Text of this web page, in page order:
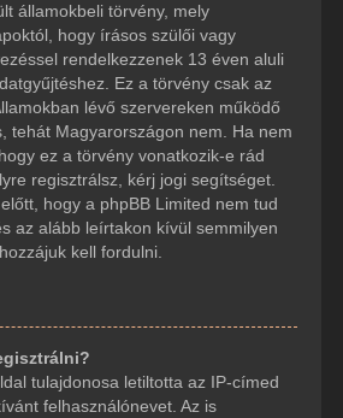
államokbeli törvény, mely
hogy írásos szülői vagy
rendelkezzenek 13 éven aluli
Ez a törvény csak az
lévő szervereken működő
tehát Magyarországon nem. Ha nem
ez a törvény vonatkozik-e rád
regisztrálsz, kérj jogi segítséget.
hogy a phpBB Limited nem tud
az alább leírtakon kívül semmilyen
kell fordulni.
tulajdonosa letiltotta az IP-címed
felhasználónevet. Az is